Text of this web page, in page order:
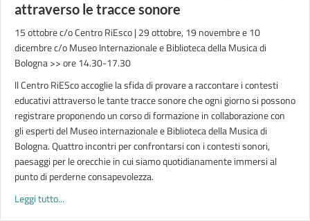
attraverso le tracce sonore
15 ottobre c/o Centro RiEsco | 29 ottobre, 19 novembre e 10
dicembre c/o Museo Internazionale e Biblioteca della Musica di
Bologna >> ore 14.30-17.30
ll Centro RiESco accoglie la sfida di provare a raccontare i contesti
educativi attraverso le tante tracce sonore che ogni giorno si possono
registrare proponendo un corso di formazione in collaborazione con
gli esperti del Museo internazionale e Biblioteca della Musica di
Bologna. Quattro incontri per confrontarsi con i contesti sonori,
paesaggi per le orecchie in cui siamo quotidianamente immersi al
punto di perderne consapevolezza.
Leggi tutto...